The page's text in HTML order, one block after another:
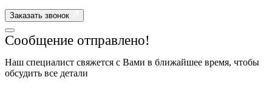
Заказать звонок
Сообщение отправлено!
Наш специалист свяжется с Вами в ближайшее время, чтобы
обсудить все детали